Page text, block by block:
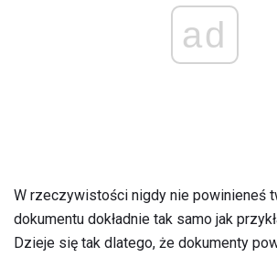
ad
W rzeczywistości nigdy nie powinieneś
dokumentu dokładnie tak samo jak
Dzieje się tak dlatego, że dokumenty